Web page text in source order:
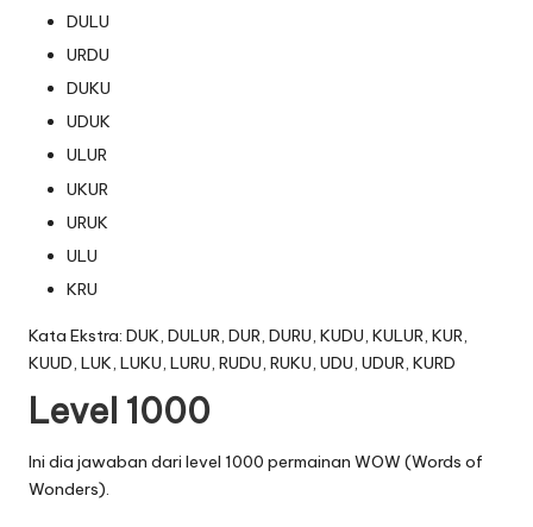
DULU
URDU
DUKU
UDUK
ULUR
UKUR
URUK
ULU
KRU
Kata Ekstra: DUK, DULUR, DUR, DURU, KUDU, KULUR, KUR,
KUUD, LUK, LUKU, LURU, RUDU, RUKU, UDU, UDUR, KURD
Level 1000
Ini dia jawaban dari level 1000 permainan WOW (Words of
Wonders).